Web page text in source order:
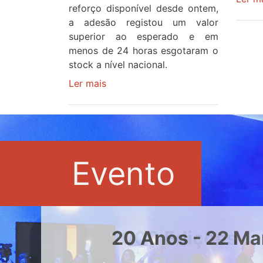
reforço disponível desde ontem,
a adesão registou um valor
superior ao esperado e em
menos de 24 horas esgotaram o
stock a nível nacional.
Ler mais
gratuitos
observar
eclipse
solar
menos
de
Evento
20 Anos - 22